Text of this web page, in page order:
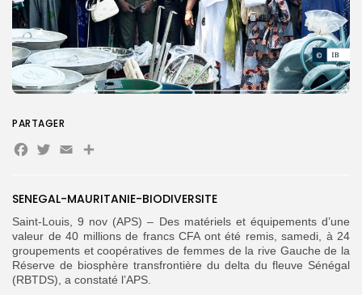
for:
FR
SENEGAL-MAURITANIE-BIODIVERSITE
Saint-Louis, 9 nov (APS) – Des matériels et équipements d’une
valeur de 40 millions de francs CFA ont été remis, samedi, à 24
groupements et coopératives de femmes de la rive Gauche de la
Réserve de biosphère transfrontière du delta du fleuve Sénégal
(RBTDS), a constaté l’APS.
PARTAGER
Facebook
Twitter
EmailPartager